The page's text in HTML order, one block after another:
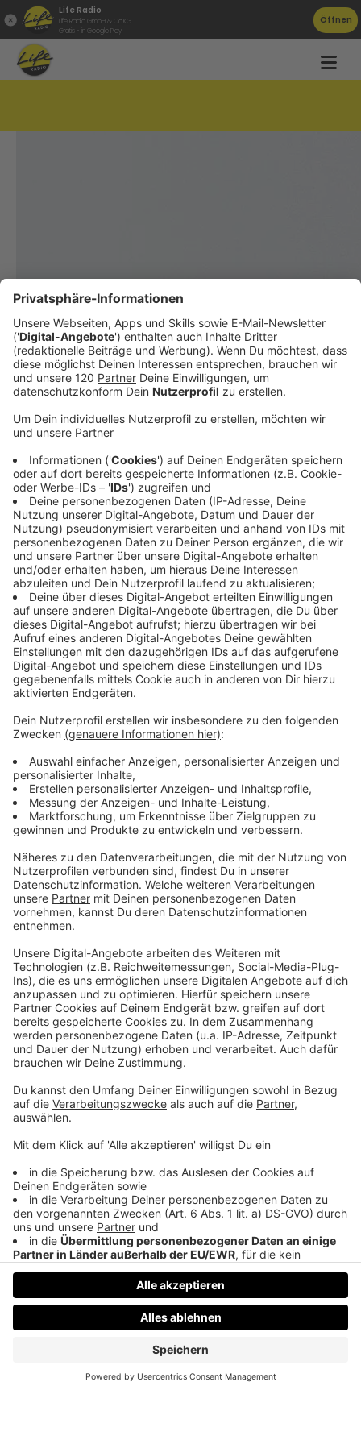
Life Radio
Life Radio GmbH & Co.KG
Gratis - in Google Play
Öffnen
Linzerie
Das Herz will, was das Herz will.
(Sponsored Content)
Shopping, Genuss und jede Menge Neues
entdecken im Herzen von Linz. Die Linzerie vereint
ausgewählte Shops und Restaurants für alle, die
gerne flanieren, gustieren und dem folgen, was ihr
Herz wirklich will. Am Taubenmarkt in Linz.
Gewinnt bei "Merkzilla - dem härtesten
Radio-Memory Oberösterreichs":
Gutscheine im Wert von 50,- Euro von der
Linzerie!
www.linzerie.at
DatenschutzImpressumAGBs Jobs Kontakt Werben